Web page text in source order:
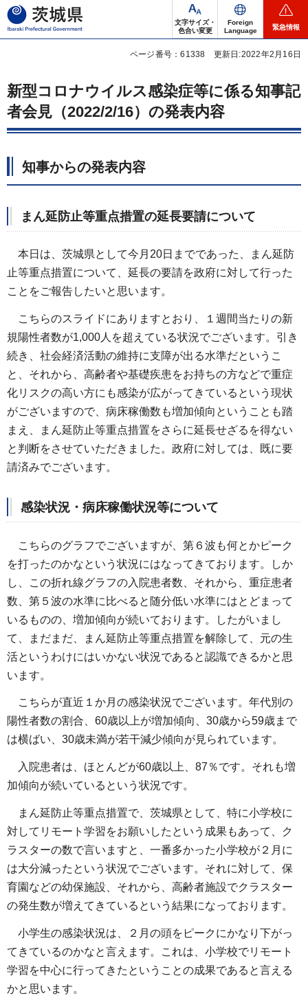
茨城県
文字サイズ・
色合い変更
Foreign
Language
緊急情報
ページ番号：61338 更新日:2022年2月16日
新型コロナウイルス感染症等に係る知事記
者会見（2022/2/16）の発表内容
知事からの発表内容
まん延防止等重点措置の延長要請について
本日は、茨城県として今月20日までであった、まん延防
止等重点措置について、延長の要請を政府に対して行った
ことをご報告したいと思います。
こちらのスライドにありますとおり、１週間当たりの新
規陽性者数が1,000人を超えている状況でございます。引き
続き、社会経済活動の維持に支障が出る水準だというこ
と、それから、高齢者や基礎疾患をお持ちの方などで重症
化リスクの高い方にも感染が広がってきているという現状
がございますので、病床稼働数も増加傾向ということも踏
まえ、まん延防止等重点措置をさらに延長せざるを得ない
と判断をさせていただきました。政府に対しては、既に要
請済みでございます。
感染状況・病床稼働状況等について
こちらのグラフでございますが、第６波も何とかピーク
を打ったのかなという状況にはなってきております。しか
し、この折れ線グラフの入院患者数、それから、重症患者
数、第５波の水準に比べると随分低い水準にはとどまって
いるものの、増加傾向が続いております。したがいまし
て、まだまだ、まん延防止等重点措置を解除して、元の生
活というわけにはいかない状況であると認識できるかと思
います。
こちらが直近１か月の感染状況でございます。年代別の
陽性者数の割合、60歳以上が増加傾向、30歳から59歳まで
は横ばい、30歳未満が若干減少傾向が見られています。
入院患者は、ほとんどが60歳以上、87％です。それも増
加傾向が続いているという状況です。
まん延防止等重点措置で、茨城県として、特に小学校に
対してリモート学習をお願いしたという成果もあって、ク
ラスターの数で言いますと、一番多かった小学校が２月に
は大分減ったという状況でございます。それに対して、保
育園などの幼保施設、それから、高齢者施設でクラスター
の発生数が増えてきているという結果になっております。
小学生の感染状況は、２月の頭をピークにかなり下がっ
てきているのかなと言えます。これは、小学校でリモート
学習を中心に行ってきたということの成果であると言える
かと思います。